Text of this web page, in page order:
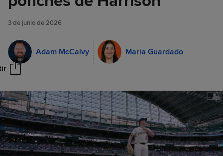
3 de junio de 2026
Adam McCalvy
Maria Guardado
Cerveceros vencen a Gigantes
de la mano de 12 ponches de